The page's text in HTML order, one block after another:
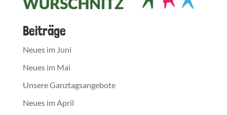
Beiträge
Neues im Juni
Neues im Mai
Unsere Ganztagsangebote
Neues im April